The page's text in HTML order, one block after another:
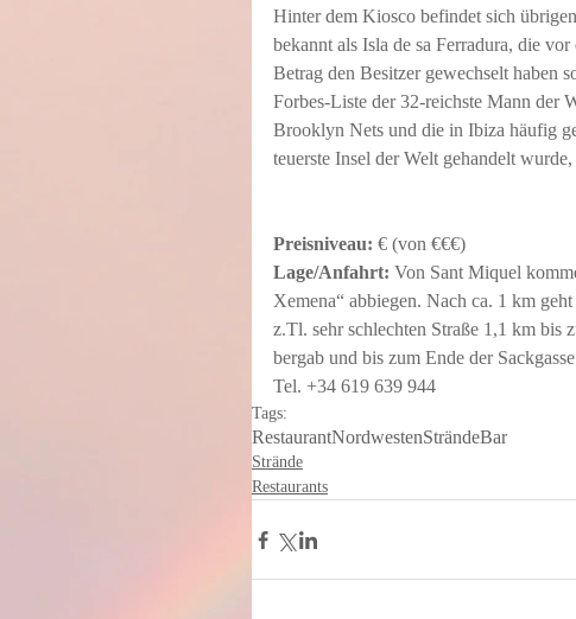
Hinter dem Kiosco befindet sich
bekannt als Isla de sa Ferradura, die
Betrag den Besitzer gewechselt haben
Forbes-Liste der 32-reichste Mann der
Brooklyn Nets und die in Ibiza häufig
teuerste Insel der Welt gehandelt
Preisniveau: € (von €€€)
Lage/Anfahrt: Von Sant Miquel
Xemena“ abbiegen. Nach ca. 1 km
z.Tl. sehr schlechten Straße 1,1 km bis
bergab und bis zum Ende der
Tel. +34 619 639 944
Tags:
RestaurantNordwestenSträndeBar
Strände
Restaurants